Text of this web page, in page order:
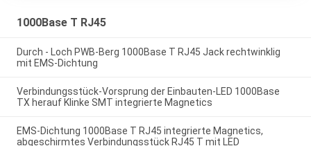
1000Base T RJ45
Durch - Loch PWB-Berg 1000Base T RJ45 Jack rechtwinklig
mit EMS-Dichtung
Verbindungsstück-Vorsprung der Einbauten-LED 1000Base
TX herauf Klinke SMT integrierte Magnetics
EMS-Dichtung 1000Base T RJ45 integrierte Magnetics,
abgeschirmtes Verbindungsstück RJ45 T mit LED